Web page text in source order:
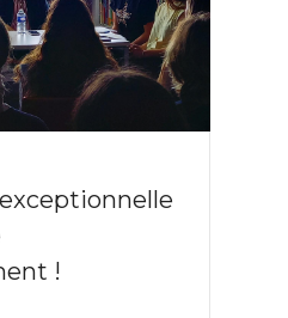
!